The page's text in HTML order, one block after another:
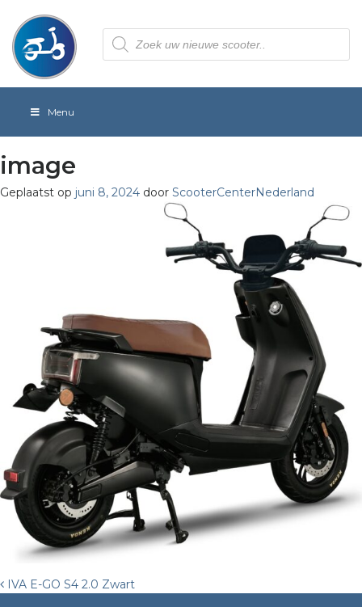
Producten
zoeken
Menu
image
Geplaatst op juni 8, 2024 door ScooterCenterNederland
Post
IVA E-GO S4 2.0 Zwart